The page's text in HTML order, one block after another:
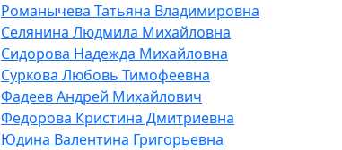
Романычева Татьяна Владимировна
Селянина Людмила Михайловна
Сидорова Надежда Михайловна
Суркова Любовь Тимофеевна
Фадеев Андрей Михайлович
Федорова Кристина Дмитриевна
Юдина Валентина Григорьевна